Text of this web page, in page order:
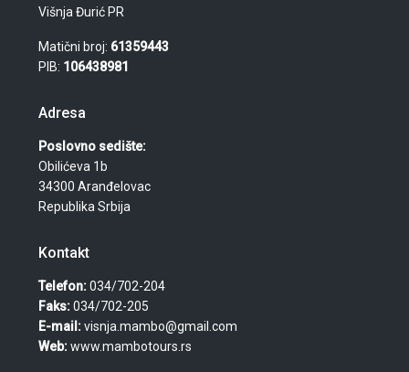
Višnja Đurić PR
Matični broj: 61359443
PIB: 106438981
Adresa
Poslovno sedište:
Obilićeva 1b
34300 Aranđelovac
Republika Srbija
Kontakt
Telefon:034/702-204
Faks:034/702-205
E-mail:visnja.mambo@gmail.com
Web:www.mambotours.rs